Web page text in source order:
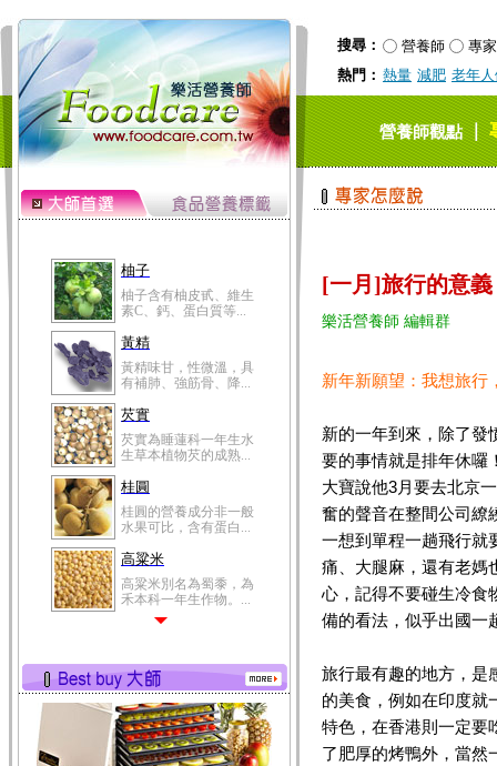
搜尋： 營養師
專家
熱門： 熱量 減肥 老年
營養師觀點｜
有補肺、強筋骨、降...
芡實為睡蓮科一年生水
生草本植物芡的成熟...
桂圓
桂圓的營養成分非一般
高粱米
高粱米別名為蜀黍，為
鯽魚
鯽魚裡所含的營養成分
有蛋白質、脂肪、磷...
鮪魚
鮪魚肚肉中的不飽和脂
肪酸內富含EPA和DH...
韭菜
韭菜所含的膳食纖維能
幫助消化與通便；揮...
冬瓜
冬瓜營養價值高，鈉含
量極低是水腫病人的...
豆豉
豆豉裡頭含有營養的蛋
白質、脂肪、鈣、磷...
蛋白質、脂肪、醣類...
迷迭香
迷迭香 裡頭含有咖啡
酸、迷迭香酸、植物...
[一月]旅行的意
樂活營養師 編輯群
新年新願望：我想旅行
新的一年到來，除了發
要的事情就是排年休囉
大寶說他3月要去北京
奮的聲音在整間公司繚
一想到單程一趟飛行就
痛、大腿麻，還有老媽
心，記得不要碰生冷食
備的看法，似乎出國一
旅行最有趣的地方，是
的美食，例如在印度就
特色，在香港則一定要
了肥厚的烤鴨外，當然